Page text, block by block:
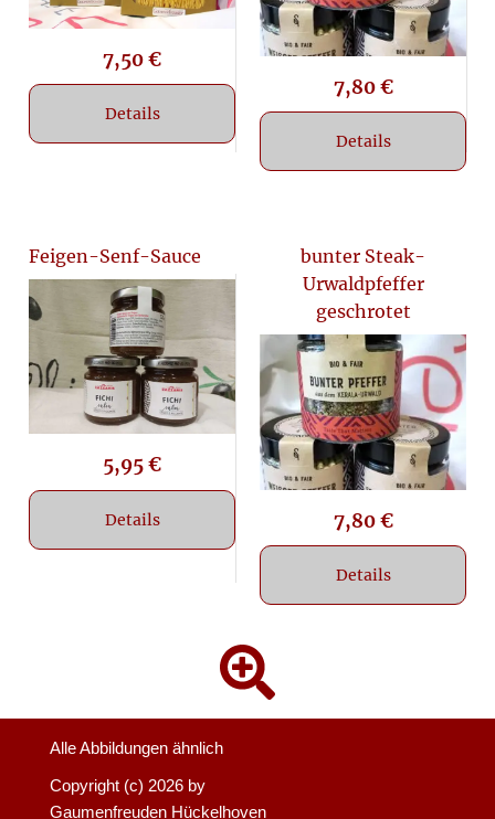
7,50€
Details
7,80€
Details
Feigen-Senf-Sauce
5,95€
Details
bunter Steak-
Urwaldpfeffer
geschrotet
7,80€
Details
Alle Abbildungen ähnlich
Copyright (c) 2026 by
Gaumenfreuden Hückelhoven